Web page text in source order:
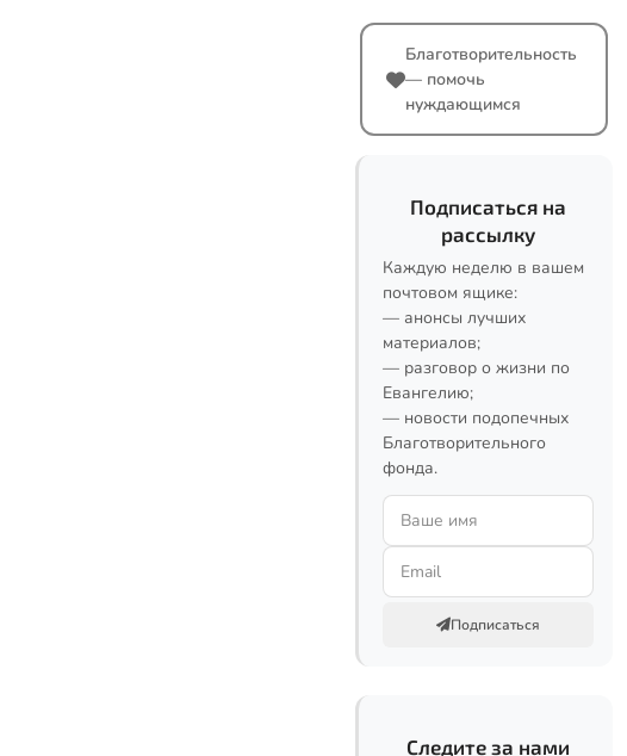
Благотворительность
— помочь
нуждающимся
Подписаться на
рассылку
Каждую неделю в вашем
почтовом ящике:
— анонсы лучших
материалов;
— разговор о жизни по
Евангелию;
— новости подопечных
Благотворительного
фонда.
Подписаться
Следите за нами